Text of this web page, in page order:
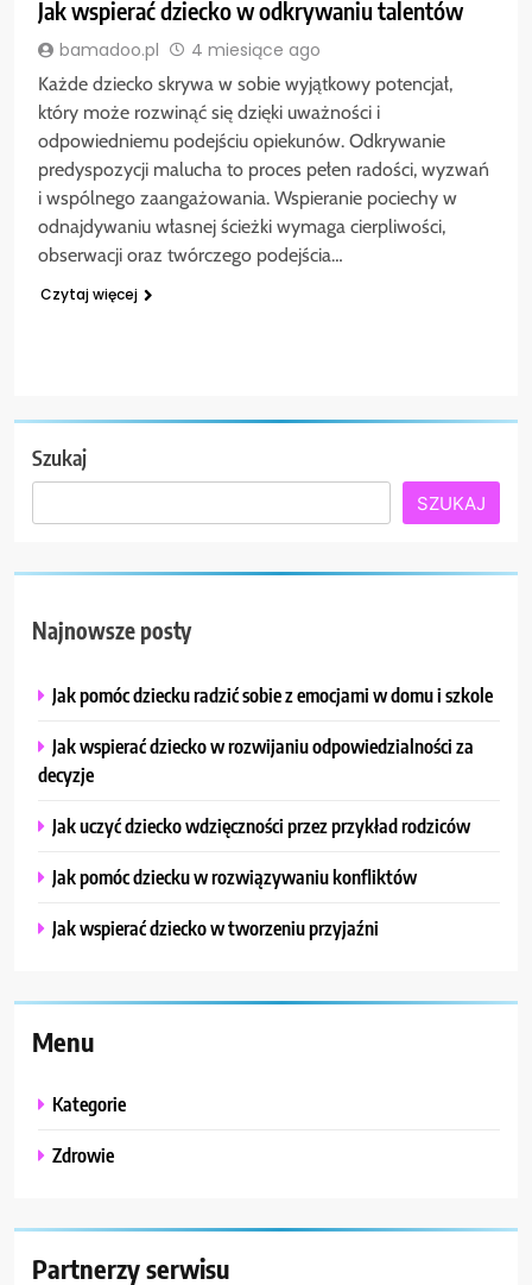
Jak wspierać dziecko w odkrywaniu talentów
bamadoo.pl 4 miesiące ago
Każde dziecko skrywa w sobie wyjątkowy potencjał,
który może rozwinąć się dzięki uważności i
odpowiedniemu podejściu opiekunów. Odkrywanie
predyspozycji malucha to proces pełen radości, wyzwań
i wspólnego zaangażowania. Wspieranie pociechy w
odnajdywaniu własnej ścieżki wymaga cierpliwości,
obserwacji oraz twórczego podejścia…
Czytaj więcej
Szukaj
SZUKAJ
Najnowsze posty
Jak pomóc dziecku radzić sobie z emocjami w domu i szkole
Jak wspierać dziecko w rozwijaniu odpowiedzialności za
decyzje
Jak uczyć dziecko wdzięczności przez przykład rodziców
Jak pomóc dziecku w rozwiązywaniu konfliktów
Jak wspierać dziecko w tworzeniu przyjaźni
Menu
Kategorie
Zdrowie
Partnerzy serwisu